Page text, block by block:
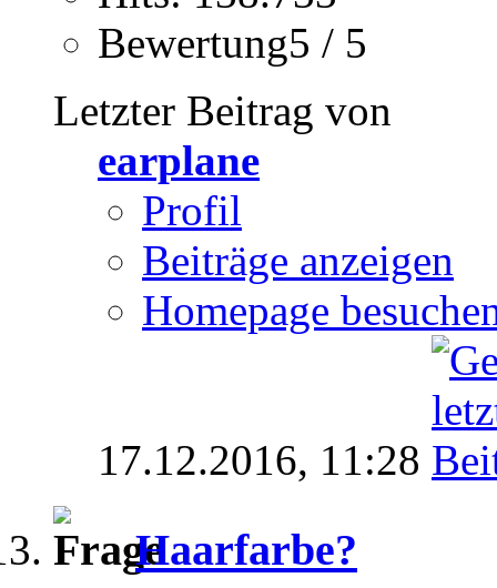
Bewertung5 / 5
Letzter Beitrag von
earplane
Profil
Beiträge anzeigen
Homepage
17.12.2016, 11:28
Haarfarbe?